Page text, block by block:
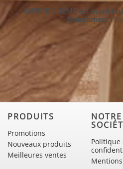
GIPSY BOHÈME est avant
Notamment
PRODUITS
Promotions
Nouveaux produits
Meilleures ventes
NOTRE
Politique